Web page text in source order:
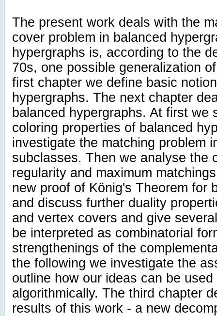
The present work deals with the
cover problem in balanced
hypergraphs is, according to the
70s, one possible generalization
first chapter we define basic
hypergraphs. The next chapter
balanced hypergraphs. At first we
coloring properties of balanced
investigate the matching problem
subclasses. Then we analyse the
regularity and maximum
new proof of König's Theorem for
and discuss further duality
and vertex covers and give
be interpreted as combinatorial
strengthenings of the
the following we investigate the
outline how our ideas can be
algorithmically. The third chapter
results of this work - a new